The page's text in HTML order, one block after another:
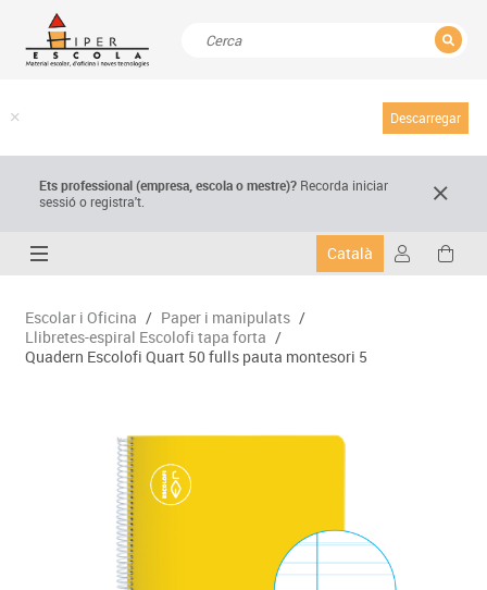
Descarregar
Ets professional (empresa,escola o mestre)? Recorda iniciar
sessió o registra't.
Català
Escolar i Oficina / Paper i manipulats /
Llibretes-espiral Escolofi tapa forta /
Quadern Escolofi Quart 50 fulls pauta montesori 5